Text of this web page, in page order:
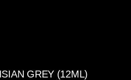
GREY (12ML)